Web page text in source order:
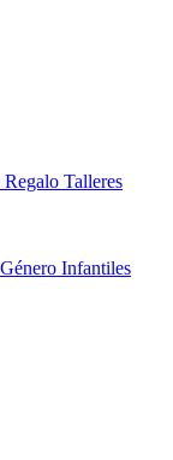
Regalo Talleres
Género Infantiles